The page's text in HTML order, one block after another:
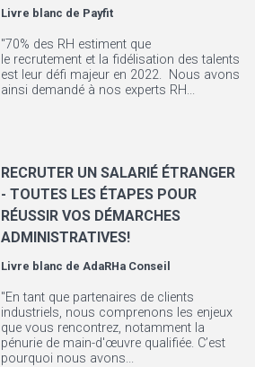
Livre blanc de Payfit
"70% des RH estiment que
le recrutement et la fidélisation des talents
est leur défi majeur en 2022. Nous avons
ainsi demandé à nos experts RH...
RECRUTER UN SALARIÉ ÉTRANGER
- TOUTES LES ÉTAPES POUR
RÉUSSIR VOS DÉMARCHES
ADMINISTRATIVES!
Livre blanc deAdaRHa Conseil
"En tant que partenaires de clients
industriels, nous comprenons les enjeux
que vous rencontrez, notamment la
pénurie de main-d'œuvre qualifiée. C’est
pourquoi nous avons...